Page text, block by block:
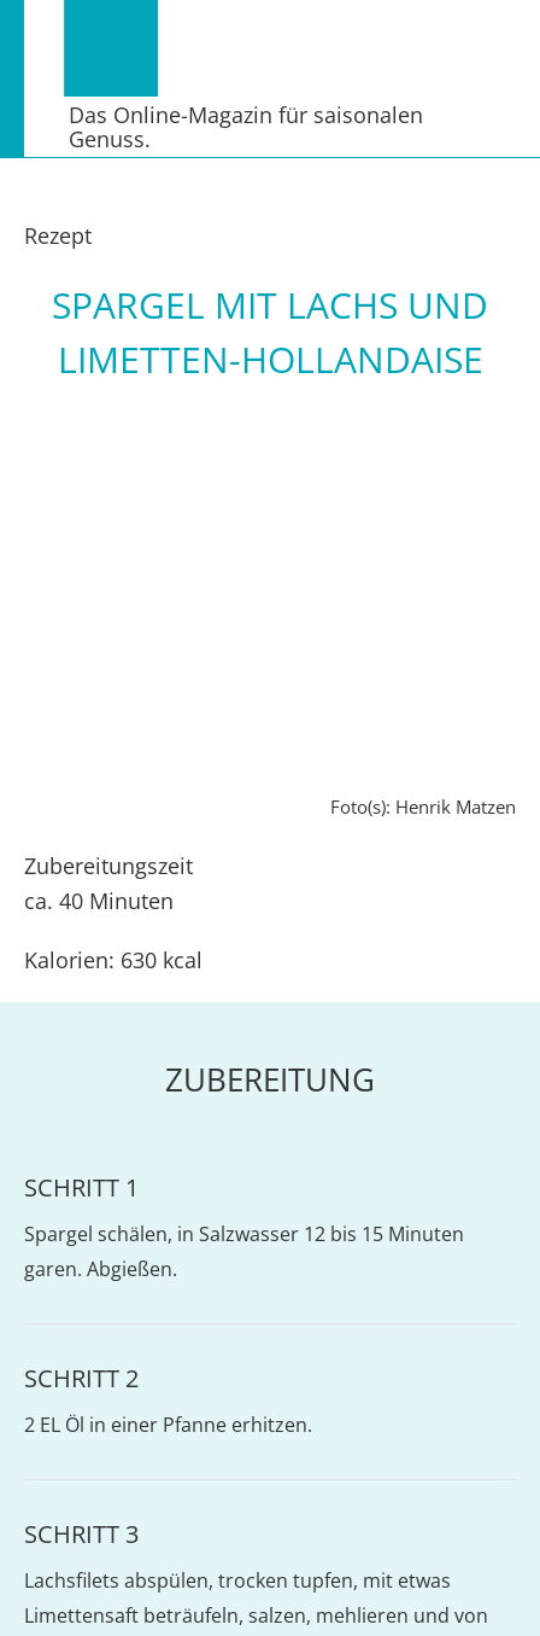
Das Online-Magazin für saisonalen
Genuss.
Rezept
SPARGEL MIT LACHS UND
LIMETTEN-HOLLANDAISE
Foto(s): Henrik Matzen
Zubereitungszeit
ca. 40 Minuten
Kalorien: 630 kcal
ZUBEREITUNG
SCHRITT 1
Spargel schälen, in Salzwasser 12 bis 15 Minuten
garen. Abgießen.
SCHRITT 2
2 EL Öl in einer Pfanne erhitzen.
SCHRITT 3
Lachsfilets abspülen, trocken tupfen, mit etwas
Limettensaft beträufeln, salzen, mehlieren und von